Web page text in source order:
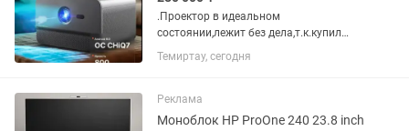
.Проектор в идеальном
состоянии,лежит без дела,т.к.купил
уровнем выше..Честный FullHD.,Сочные
цвета.,3D.Андроид.,Не нуждается в
проектора.отличный звук встроеных...
Темиртау, сегодня
Реклама
Моноблок HP ProOne 240 23.8 inch